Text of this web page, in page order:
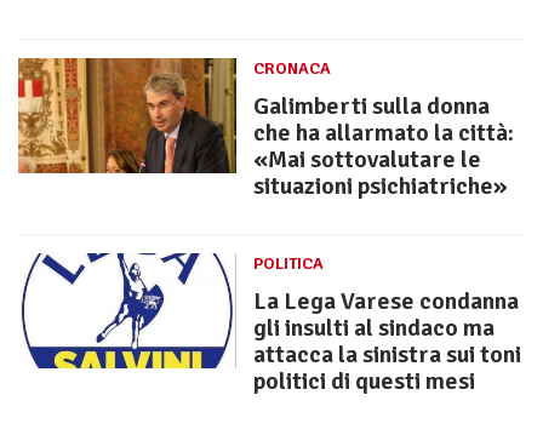
CRONACA
Galimberti sulla donna
che ha allarmato la città:
«Mai sottovalutare le
situazioni psichiatriche»
POLITICA
La Lega Varese condanna
gli insulti al sindaco ma
attacca la sinistra sui toni
politici di questi mesi